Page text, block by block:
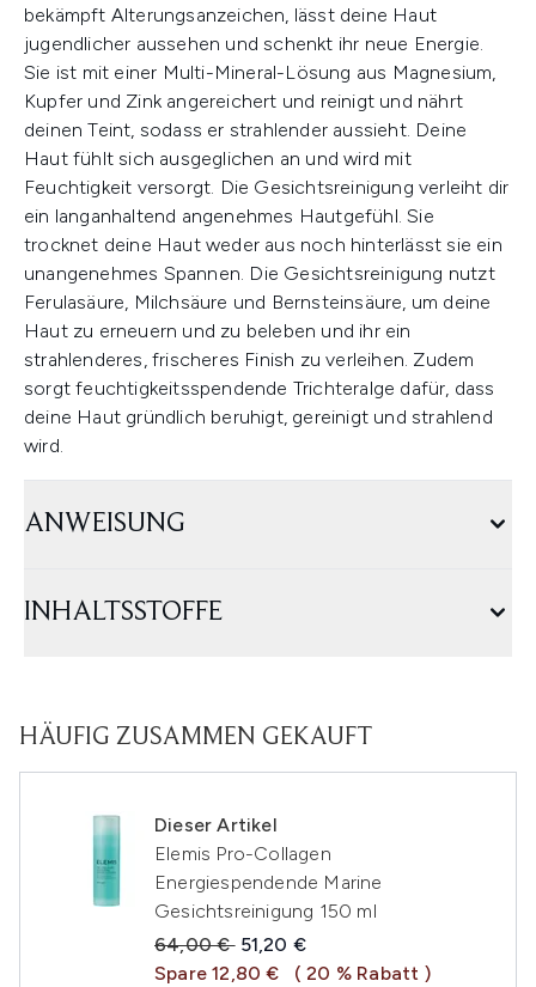
bekämpft Alterungsanzeichen, lässt deine Haut
jugendlicher aussehen und schenkt ihr neue Energie.
Sie ist mit einer Multi-Mineral-Lösung aus Magnesium,
Kupfer und Zink angereichert und reinigt und nährt
deinen Teint, sodass er strahlender aussieht. Deine
Haut fühlt sich ausgeglichen an und wird mit
Feuchtigkeit versorgt. Die Gesichtsreinigung verleiht dir
ein langanhaltend angenehmes Hautgefühl. Sie
trocknet deine Haut weder aus noch hinterlässt sie ein
unangenehmes Spannen. Die Gesichtsreinigung nutzt
Ferulasäure, Milchsäure und Bernsteinsäure, um deine
Haut zu erneuern und zu beleben und ihr ein
strahlenderes, frischeres Finish zu verleihen. Zudem
sorgt feuchtigkeitsspendende Trichteralge dafür, dass
deine Haut gründlich beruhigt, gereinigt und strahlend
wird.
ANWEISUNG
INHALTSSTOFFE
HÄUFIG ZUSAMMEN GEKAUFT
Dieser Artikel
Elemis Pro-Collagen
Energiespendende Marine
Gesichtsreinigung 150 ml
Unverbindliche Preisempfehlung:
64,00 € Aktueller Preis:
51,20 €
Spare 12,80 €
( 20 % Rabatt )